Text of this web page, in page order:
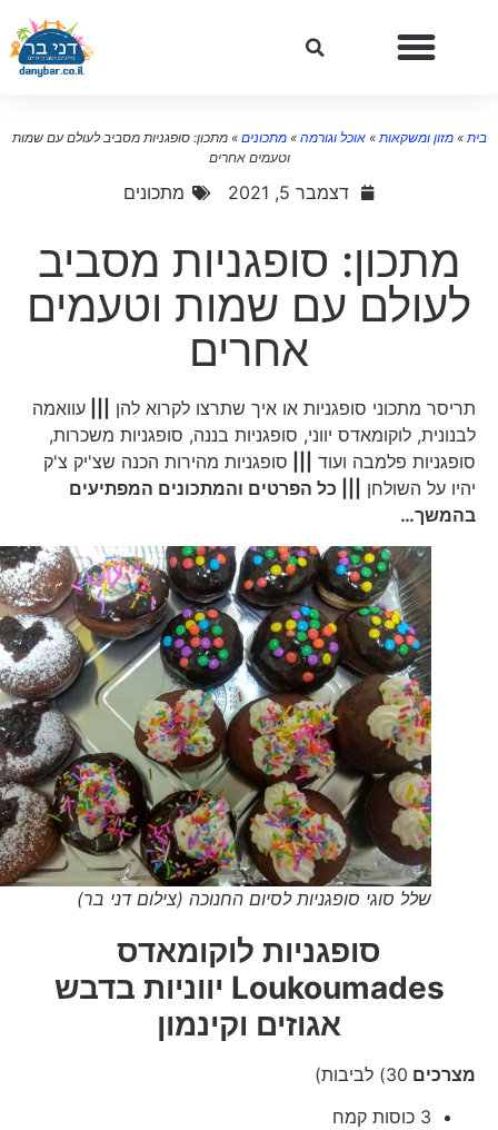
»מזון ומשקאות»אוכל וגורמה»מתכונים»מתכון: סופגניות מסביב לעולם עם שמות
וטעמים אחרים
דצמבר 5, 2021 מתכונים
מתכון: סופגניות מסביב
לעולם עם שמות וטעמים
אחרים
תריסר מתכוני סופגניות או איך שתרצו לקרוא להן|||
עוואמה
לבנונית, לוקומאדס יווני, סופגניות בננה, סופגניות משכרות,
סופגניות פלמבה ועוד|||
סופגניות מהירות הכנה שצ'יק צ'ק
יהיו על השולחן||| כל הפרטים והמתכונים המפתיעים
בהמשך…
שלל סוגי סופגניות לסיום החנוכה (צילום דני בר)
סופגניות לוקומאדס
Loukoumades יווניות בדבש
אגוזים וקינמון
מצרכים30) לביבות)
3 כוסות קמח